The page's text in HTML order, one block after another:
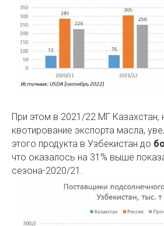
При этом в 2021/22 МГ Казахстан,
квотирование экспорта масла,
этого продукта в Узбекистан до
что оказалось на 31% выше
сезона-2020/21.